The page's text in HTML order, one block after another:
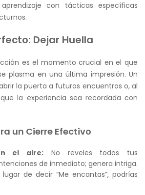
con tácticas específicas
Dejar Huella
es el momento crucial en el que
plasma en una última impresión. Un
la puerta a futuros encuentros o, al
la experiencia sea recordada con
un Cierre Efectivo
el aire: No reveles todos tus
de inmediato; genera intriga.
de decir “Me encantas”, podrías